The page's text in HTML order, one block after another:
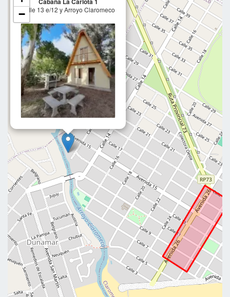
Calle 13 e/12 y Arroyo Claromeco
−